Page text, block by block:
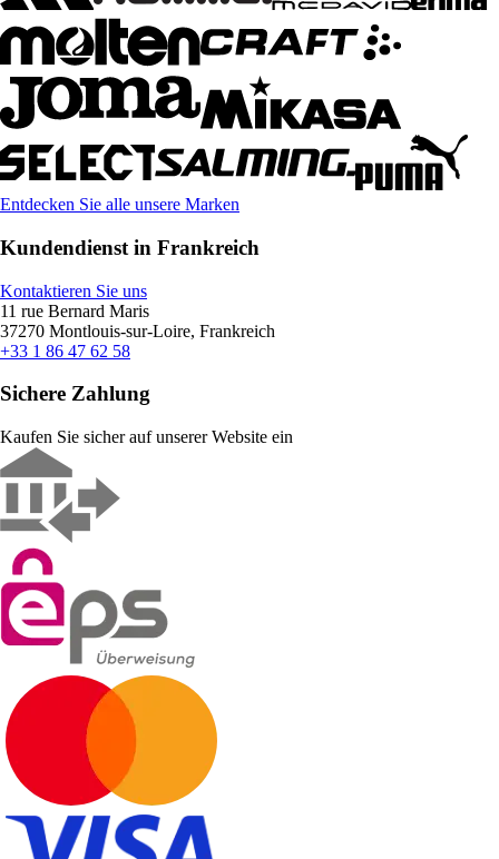
Entdecken Sie alle unsere Marken
Kundendienst in Frankreich
Kontaktieren Sie uns
11 rue Bernard Maris
37270 Montlouis-sur-Loire, Frankreich
+33 1 86 47 62 58
Sichere Zahlung
Kaufen Sie sicher auf unserer Website ein